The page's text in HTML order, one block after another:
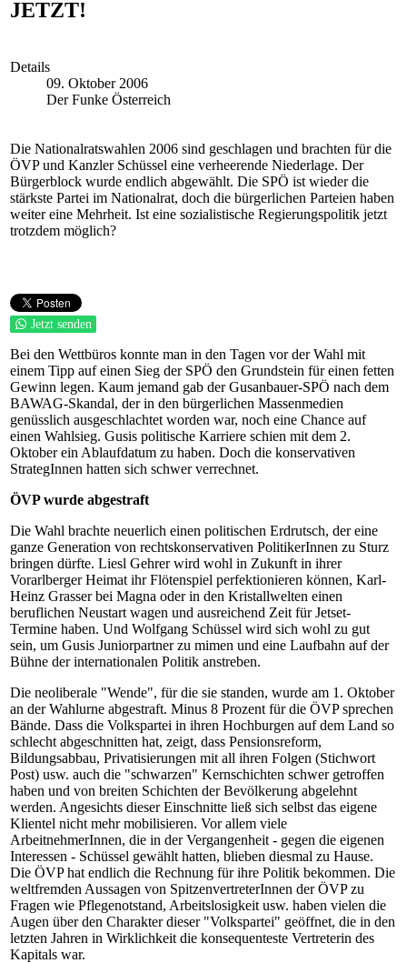
JETZT!
Details
09. Oktober 2006
Der Funke Österreich
Die Nationalratswahlen 2006 sind geschlagen und brachten für die
ÖVP und Kanzler Schüssel eine verheerende Niederlage. Der
Bürgerblock wurde endlich abgewählt. Die SPÖ ist wieder die
stärkste Partei im Nationalrat, doch die bürgerlichen Parteien haben
weiter eine Mehrheit. Ist eine sozialistische Regierungspolitik jetzt
trotzdem möglich?
Jetzt senden
Bei den Wettbüros konnte man in den Tagen vor der Wahl mit
einem Tipp auf einen Sieg der SPÖ den Grundstein für einen fetten
Gewinn legen. Kaum jemand gab der Gusanbauer-SPÖ nach dem
BAWAG-Skandal, der in den bürgerlichen Massenmedien
genüsslich ausgeschlachtet worden war, noch eine Chance auf
einen Wahlsieg. Gusis politische Karriere schien mit dem 2.
Oktober ein Ablaufdatum zu haben. Doch die konservativen
StrategInnen hatten sich schwer verrechnet.
ÖVP wurde abgestraft
Die Wahl brachte neuerlich einen politischen Erdrutsch, der eine
ganze Generation von rechtskonservativen PolitikerInnen zu Sturz
bringen dürfte. Liesl Gehrer wird wohl in Zukunft in ihrer
Vorarlberger Heimat ihr Flötenspiel perfektionieren können, Karl-
Heinz Grasser bei Magna oder in den Kristallwelten einen
beruflichen Neustart wagen und ausreichend Zeit für Jetset-
Termine haben. Und Wolfgang Schüssel wird sich wohl zu gut
sein, um Gusis Juniorpartner zu mimen und eine Laufbahn auf der
Bühne der internationalen Politik anstreben.
Die neoliberale "Wende", für die sie standen, wurde am 1. Oktober
an der Wahlurne abgestraft. Minus 8 Prozent für die ÖVP sprechen
Bände. Dass die Volkspartei in ihren Hochburgen auf dem Land so
schlecht abgeschnitten hat, zeigt, dass Pensionsreform,
Bildungsabbau, Privatisierungen mit all ihren Folgen (Stichwort
Post) usw. auch die "schwarzen" Kernschichten schwer getroffen
haben und von breiten Schichten der Bevölkerung abgelehnt
werden. Angesichts dieser Einschnitte ließ sich selbst das eigene
Klientel nicht mehr mobilisieren. Vor allem viele
ArbeitnehmerInnen, die in der Vergangenheit - gegen die eigenen
Interessen - Schüssel gewählt hatten, blieben diesmal zu Hause.
Die ÖVP hat endlich die Rechnung für ihre Politik bekommen. Die
weltfremden Aussagen von SpitzenvertreterInnen der ÖVP zu
Fragen wie Pflegenotstand, Arbeitslosigkeit usw. haben vielen die
Augen über den Charakter dieser "Volkspartei" geöffnet, die in den
letzten Jahren in Wirklichkeit die konsequenteste Vertreterin des
Kapitals war.